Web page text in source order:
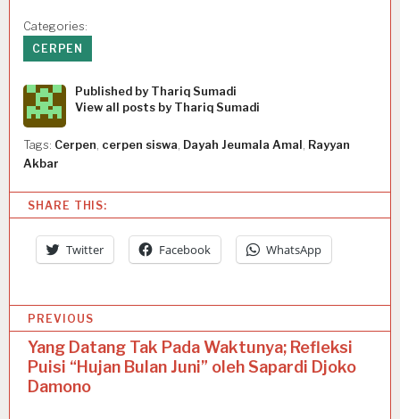
Categories:
CERPEN
Published by Thariq Sumadi
View all posts by Thariq Sumadi
Tags: Cerpen cerpen siswa Dayah Jeumala Amal Rayyan
Akbar
SHARE THIS:
Twitter Facebook WhatsApp
o
PREVIOUS
Yang Datang Tak Pada Waktunya; Refleksi
Puisi “Hujan Bulan Juni” oleh Sapardi Djoko
Damono